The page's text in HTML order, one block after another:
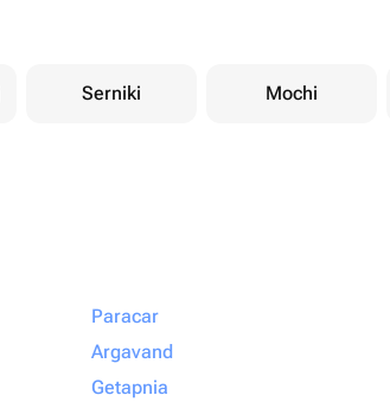
Serniki Mochi
Paracar
Argavand
Getapnia